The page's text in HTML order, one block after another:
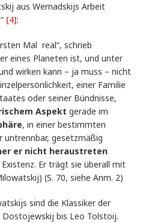
aus Wernadskijs Arbeit
[4]:
Mal real“, schrieb
eines Planeten ist, und unter
wirken kann – ja muss – nicht
einer Familie
oder seiner Bündnisse,
Aspekt gerade im
, in einer bestimmten
untrennbar, gesetzmäßig
er nicht heraustreten
Er trägt sie überall mit
(S. 70, siehe Anm. 2)
sind die Klassiker der
Dostojewskij bis Leo Tolstoij.